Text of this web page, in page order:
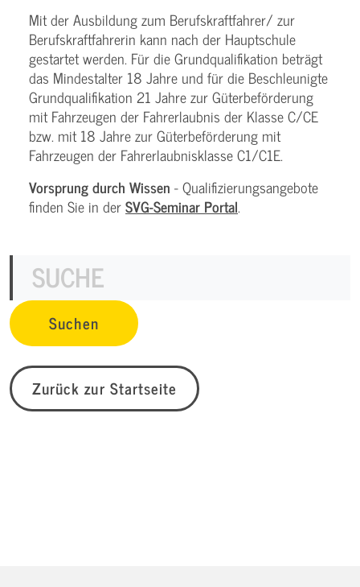
Mit der Ausbildung zum Berufskraftfahrer/ zur
Berufskraftfahrerin kann nach der Hauptschule
gestartet werden. Für die Grundqualifikation beträgt
das Mindestalter 18 Jahre und für die Beschleunigte
Grundqualifikation 21 Jahre zur Güterbeförderung
mit Fahrzeugen der Fahrerlaubnis der Klasse C/CE
bzw. mit 18 Jahre zur Güterbeförderung mit
Fahrzeugen der Fahrerlaubnisklasse C1/C1E.
Vorsprung durch Wissen - Qualifizierungsangebote
finden Sie in derSVG-Seminar Portal.
Zurück zur Startseite